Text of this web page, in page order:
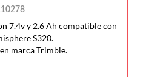
7.4v y 2.6 Ah compatible con
S320.
marca Trimble.